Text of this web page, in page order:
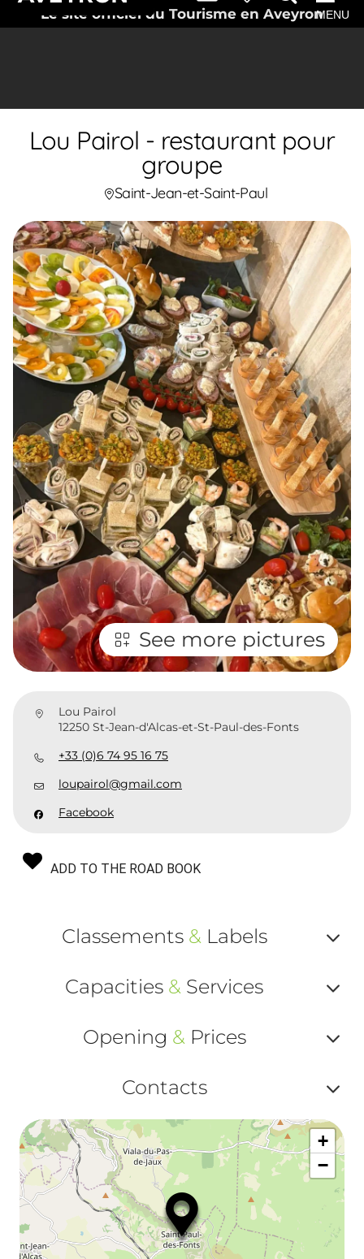
Le site officiel du Tourisme en AveyronMENU
Lou Pairol - restaurant pour
groupe
Saint-Jean-et-Saint-Paul
See more pictures
Lou Pairol
12250 St-Jean-d'Alcas-et-St-Paul-des-Fonts
+33 (0)6 74 95 16 75
loupairol@gmail.com
Facebook
ADD TO THE ROAD BOOK
Classements &Labels
ou
Capacities & Services
ou
Opening &Prices
ou
et
Contacts
ou
+
−